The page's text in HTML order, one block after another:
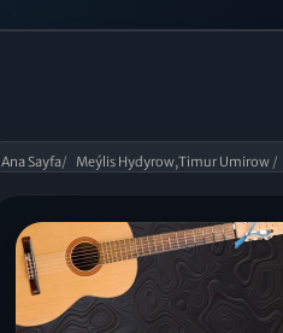
Ana Sayfa/ Meýlis Hydyrow,Timur Umirow /